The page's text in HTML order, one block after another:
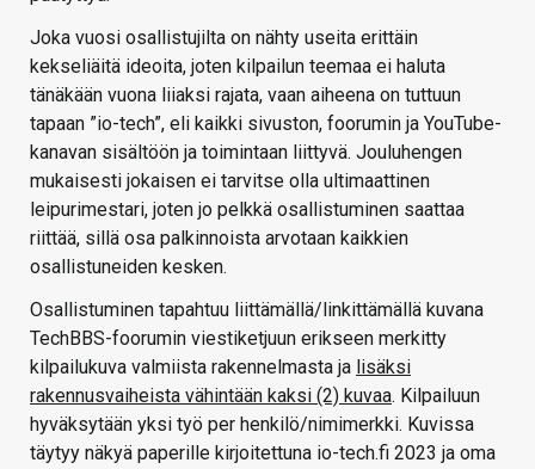
Joka vuosi osallistujilta on nähty useita erittäin
kekseliäitä ideoita, joten kilpailun teemaa ei haluta
tänäkään vuona liiaksi rajata, vaan aiheena on tuttuun
tapaan ”io-tech”, eli kaikki sivuston, foorumin ja YouTube-
kanavan sisältöön ja toimintaan liittyvä. Jouluhengen
mukaisesti jokaisen ei tarvitse olla ultimaattinen
leipurimestari, joten jo pelkkä osallistuminen saattaa
riittää, sillä osa palkinnoista arvotaan kaikkien
osallistuneiden kesken.
Osallistuminen tapahtuu liittämällä/linkittämällä kuvana
TechBBS-foorumin viestiketjuun erikseen merkitty
kilpailukuva valmiista rakennelmasta ja lisäksi
rakennusvaiheista vähintään kaksi (2) kuvaa. Kilpailuun
hyväksytään yksi työ per henkilö/nimimerkki. Kuvissa
täytyy näkyä paperille kirjoitettuna io-tech.fi 2023 ja oma